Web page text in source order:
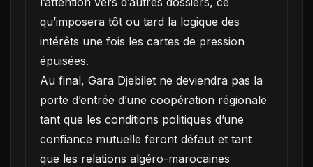
qu’imposera tôt ou tard la logique des
intérêts une fois les cartes de pression
épuisées.
Au final, Gara Djebilet ne deviendra pas la
porte d’entrée d’une coopération régionale
tant que les conditions politiques d’une
confiance mutuelle feront défaut et tant
que les relations algéro-marocaines